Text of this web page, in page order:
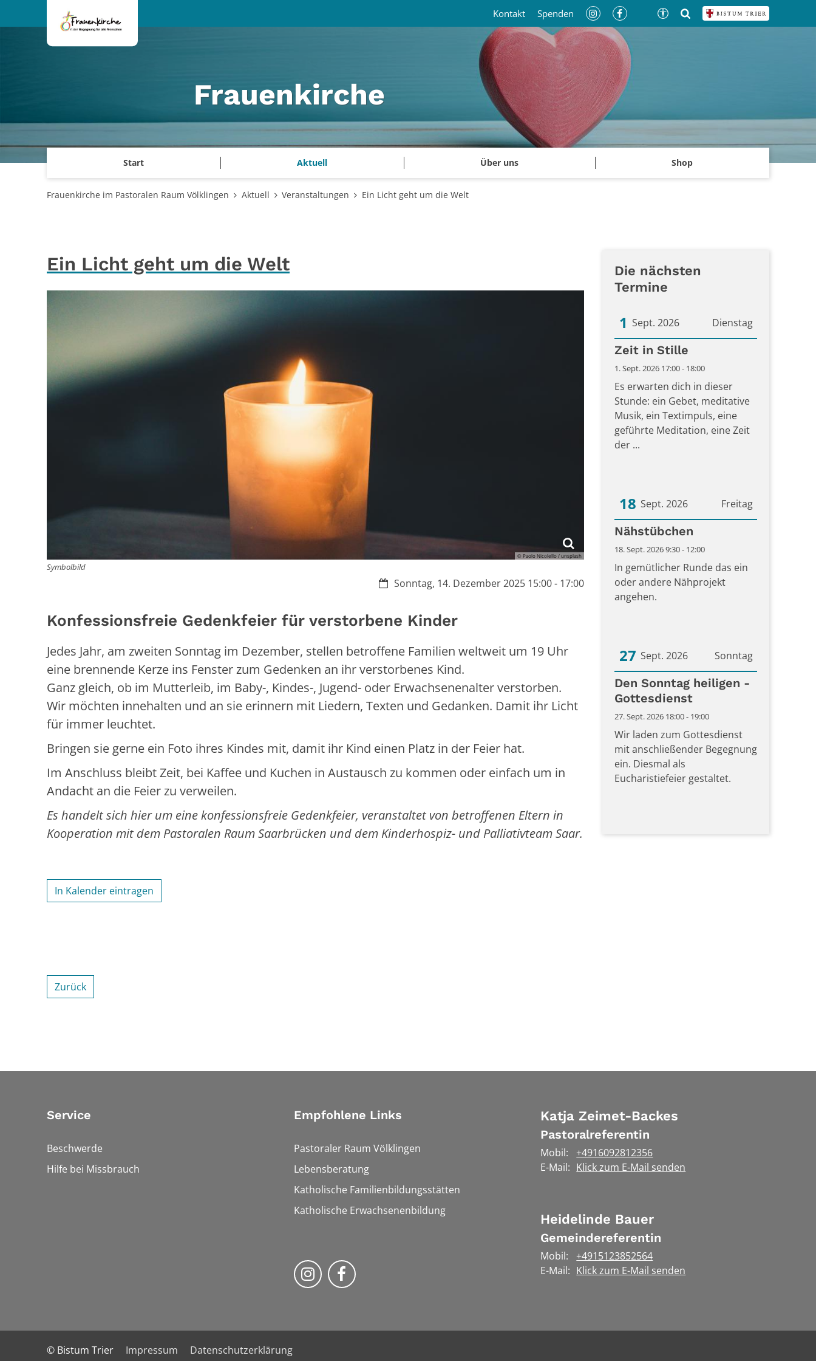
Frauenkirche
Start Aktuell Über uns Shop
Kontakt Spenden
Frauenkirche im Pastoralen Raum Völklingen Aktuell Veranstaltungen Ein Licht geht um die Welt
Ein Licht geht um die Welt
© Paolo Nicolello / unsplash
Symbolbild
Datum:Sonntag, 14. Dezember 2025 15:00 - 17:00
Konfessionsfreie Gedenkfeier für verstorbene Kinder
Jedes Jahr, am zweiten Sonntag im Dezember, stellen betroffene Familien weltweit um 19 Uhr
eine brennende Kerze ins Fenster zum Gedenken an ihr verstorbenes Kind.
Ganz gleich, ob im Mutterleib, im Baby-, Kindes-, Jugend- oder Erwachsenenalter verstorben.
Wir möchten innehalten und an sie erinnern mit Liedern, Texten und Gedanken. Damit ihr Licht
für immer leuchtet.
Bringen sie gerne ein Foto ihres Kindes mit, damit ihr Kind einen Platz in der Feier hat.
Im Anschluss bleibt Zeit, bei Kaffee und Kuchen in Austausch zu kommen oder einfach um in
Andacht an die Feier zu verweilen.
Es handelt sich hier um eine konfessionsfreie Gedenkfeier, veranstaltet von betroffenen Eltern in
Kooperation mit dem Pastoralen Raum Saarbrücken und dem Kinderhospiz- und Palliativteam Saar.
In Kalender eintragen
Die nächsten
Termine
Dienstag
1 Sept. 2026
Datum: 1. September 2026
Zeit in Stille
1. Sept. 2026 17:00 - 18:00
Es erwarten dich in dieser
Stunde: ein Gebet, meditative
Musik, ein Textimpuls, eine
geführte Meditation, eine Zeit
der ...
Freitag
18 Sept. 2026
Datum: 18. September 2026
Nähstübchen
18. Sept. 2026 9:30 - 12:00
In gemütlicher Runde das ein
oder andere Nähprojekt
angehen.
Sonntag
27 Sept. 2026
Datum: 27. September 2026
Den Sonntag heiligen -
Gottesdienst
27. Sept. 2026 18:00 - 19:00
Wir laden zum Gottesdienst
mit anschließender Begegnung
ein. Diesmal als
Eucharistiefeier gestaltet.
Zurück
Service
Beschwerde
Hilfe bei Missbrauch
Empfohlene Links
Pastoraler Raum Völklingen
Lebensberatung
Katholische Familienbildungsstätten
Katholische Erwachsenenbildung
Folge uns auf Instragram
Folge uns auf Facebook
Katja Zeimet-Backes
Pastoralreferentin
Mobil:
+4916092812356
E-Mail: Klick zum E-Mail senden
Heidelinde Bauer
Gemeindereferentin
Mobil:
+4915123852564
E-Mail: Klick zum E-Mail senden
© Bistum Trier Impressum Datenschutzerklärung